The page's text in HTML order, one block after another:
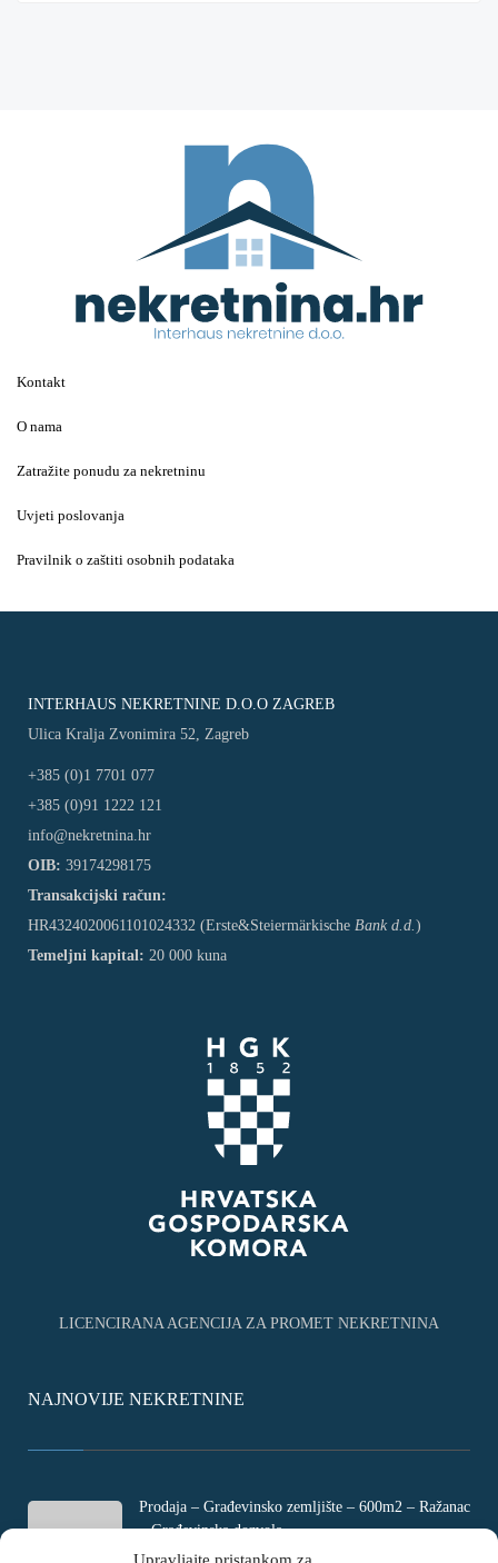
Kontakt
O nama
Zatražite ponudu za nekretninu
Uvjeti poslovanja
Pravilnik o zaštiti osobnih podataka
INTERHAUS NEKRETNINE D.O.O ZAGREB
Ulica Kralja Zvonimira 52, Zagreb
+385 (0)1 7701 077
+385 (0)91 1222 121
info@nekretnina.hr
OIB: 39174298175
Transakcijski račun:
HR4324020061101024332 (Erste&Steiermärkische Bank d.d.)
Temeljni kapital: 20 000 kuna
LICENCIRANA AGENCIJA ZA PROMET NEKRETNINA
NAJNOVIJE NEKRETNINE
Prodaja – Građevinsko zemljište – 600m2 – Ražanac
– Građevinska dozvola
Rtina, Croatia